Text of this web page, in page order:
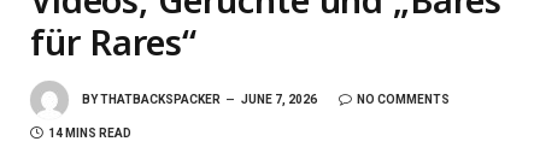
für Rares“
BYTHATBACKSPACKER JUNE 7, 2026 NO COMMENTS
14 MINS READ